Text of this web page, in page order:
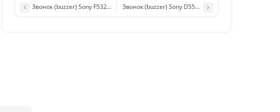
Звонок (buzzer) Sony F5321 (X Compact) в сбореЗвонок (buzzer) Sony D5503 (Z1 Compact)